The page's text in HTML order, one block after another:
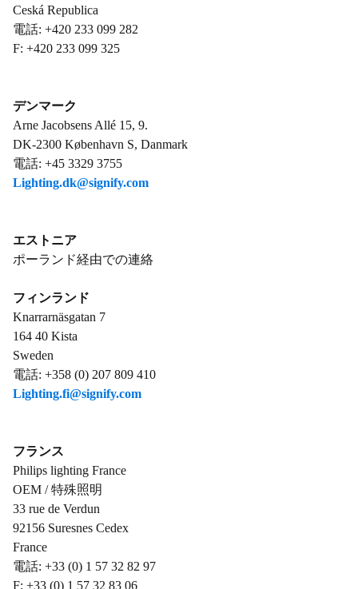
Ceská Republica
電話: +420 233 099 282
F: +420 233 099 325
デンマーク
Arne Jacobsens Allé 15, 9.
DK-2300 København S, Danmark
電話: +45 3329 3755
Lighting.dk@signify.com
エストニア
ポーランド経由での連絡
フィンランド
Knarrarnäsgatan 7
164 40 Kista
Sweden
電話: +358 (0) 207 809 410
Lighting.fi@signify.com
フランス
Philips lighting France
OEM / 特殊照明
33 rue de Verdun
92156 Suresnes Cedex
France
電話: +33 (0) 1 57 32 82 97
F: +33 (0) 1 57 32 83 06